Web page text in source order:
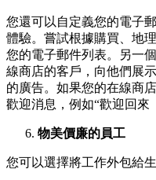
您還可以自定義您的電子
體驗。嘗試根據購買、地
您的電子郵件列表。另一
線商店的客戶，向他們展
的廣告。如果您的在線商
歡迎消息，例如“歡迎回來
物美價廉的員工
您可以選擇將工作外包給